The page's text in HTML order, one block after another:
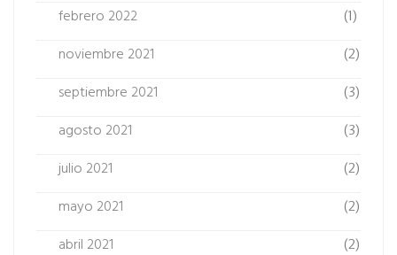
febrero 2022 (1)
noviembre 2021 (2)
septiembre 2021 (3)
agosto 2021 (3)
julio 2021 (2)
mayo 2021 (2)
abril 2021 (2)